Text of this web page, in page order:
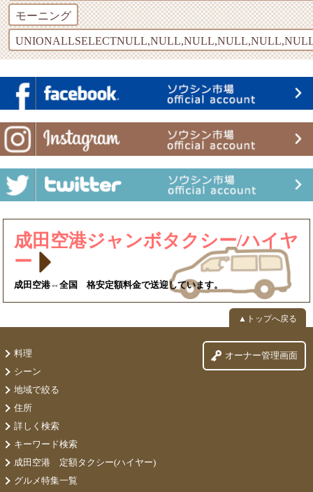
モーニング
成田空港ジャンボタクシー/ハイヤ
ー
成田空港⇔全国 格安定額料金で送迎しています。
▲トップへ戻る
料理
シーン
地域で絞る
住所
詳しく検索
キーワード検索
成田空港 定額タクシー(ハイヤー)
グルメ特集一覧
オーナー管理画面